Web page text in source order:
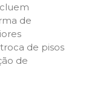
de
de pisos
de